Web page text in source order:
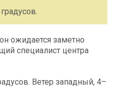
ожидается заметно
специалист центра
Ветер западный, 4–